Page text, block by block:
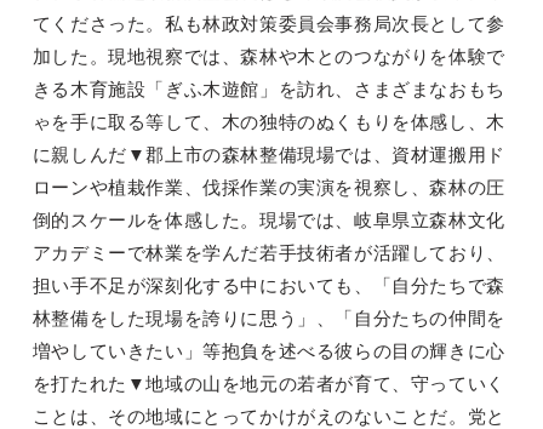
てくださった。私も林政対策委員会事務局次長として参
加した。現地視察では、森林や木とのつながりを体験で
きる木育施設「ぎふ木遊館」を訪れ、さまざまなおもち
ゃを手に取る等して、木の独特のぬくもりを体感し、木
に親しんだ▼郡上市の森林整備現場では、資材運搬用ド
ローンや植栽作業、伐採作業の実演を視察し、森林の圧
倒的スケールを体感した。現場では、岐阜県立森林文化
アカデミーで林業を学んだ若手技術者が活躍しており、
担い手不足が深刻化する中においても、「自分たちで森
林整備をした現場を誇りに思う」、「自分たちの仲間を
増やしていきたい」等抱負を述べる彼らの目の輝きに心
を打たれた▼地域の山を地元の若者が育て、守っていく
ことは、その地域にとってかけがえのないことだ。党と